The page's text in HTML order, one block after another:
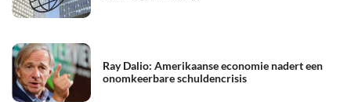
Ray Dalio: Amerikaanse economie nadert een
onomkeerbare schuldencrisis